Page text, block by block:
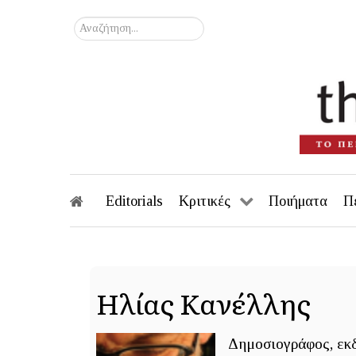
Αναζήτηση...
Editorials Κριτικές Ποιήματα
Ηλίας Κανέλλης
Δημοσιογράφος,